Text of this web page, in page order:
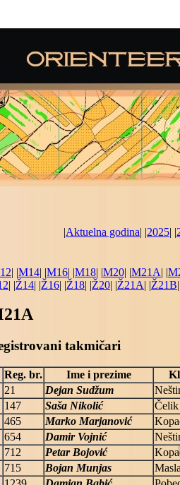
|Aktuelna godina| |2025| |
| |M14| |M16| |M18| |M20| |M21A| |
| |Ž14| |Ž16| |Ž18| |Ž20| |Ž21A| |Ž21B
takmičari
Reg. br. Ime i prezime
21 Dejan Sudžum
147 Saša Nikolić
Čelik
465 Marko Marjanović
654 Damir Vojnić
712 Petar Bojović
715 Bojan Munjas